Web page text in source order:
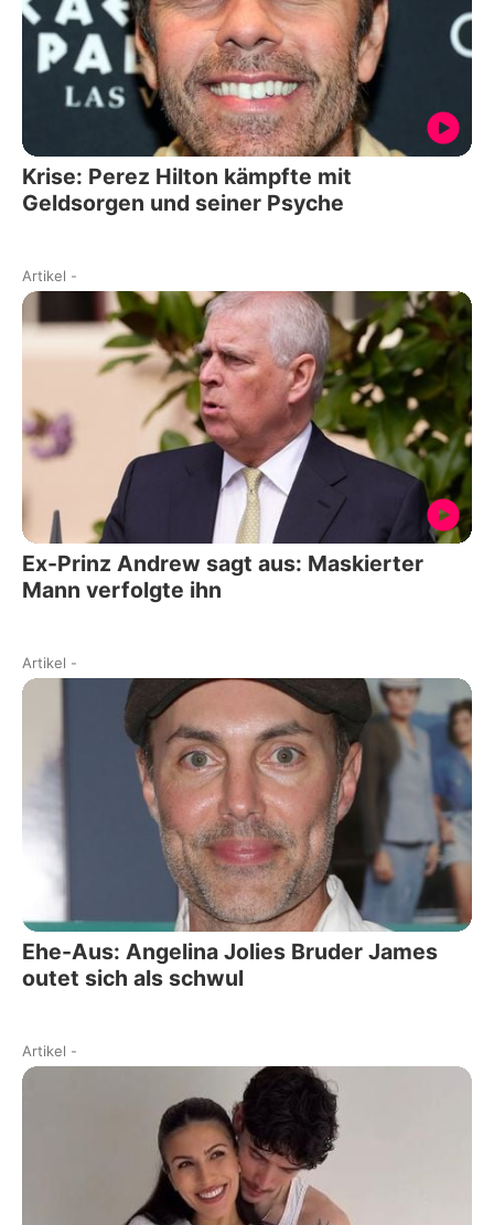
Krise: Perez Hilton kämpfte mit
Geldsorgen und seiner Psyche
Artikel -
Ex-Prinz Andrew sagt aus: Maskierter
Mann verfolgte ihn
Artikel -
Ehe-Aus: Angelina Jolies Bruder James
outet sich als schwul
Artikel -